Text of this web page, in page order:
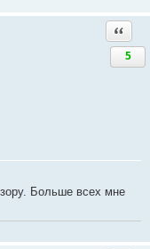
5
Больше всех мне